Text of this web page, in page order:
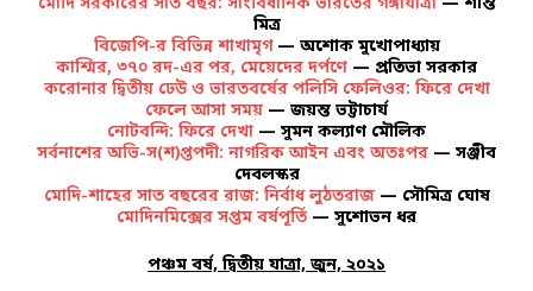
মিত্র
বিজেপি-র বিভিন্ন শাখামৃগ— অশোক মুখোপাধ্যায়
কাশ্মির, ৩৭০ রদ-এর পর, মেয়েদের দর্পণে — প্রতিভা সরকার
করোনার দ্বিতীয় ঢেউ ও ভারতবর্ষের পলিসি ফেলিওর: ফিরে দেখা
ফেলে আসা সময় — জয়ন্ত ভট্টাচার্য
নোটবন্দি: ফিরে দেখা — সুমন কল্যাণ মৌলিক
সর্বনাশের অভি-স(শ)প্তপদী: নাগরিক আইন এবং অতঃপর — সঞ্জীব
দেবলস্কর
মোদি-শাহের সাত বছরের রাজ: নির্বাধ লুঠতরাজ— সৌমিত্র ঘোষ
মোদিনমিক্সের সপ্তম বর্ষপূর্তি — সুশোভন ধর
পঞ্চম বর্ষ, দ্বিতীয় যাত্রা, জুন, ২০২১